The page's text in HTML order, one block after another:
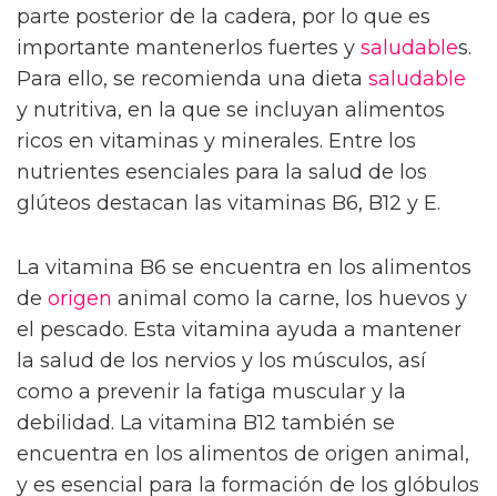
parte posterior de la cadera, por lo que es
importante mantenerlos fuertes y saludables.
Para ello, se recomienda una dieta saludable
y nutritiva, en la que se incluyan alimentos
ricos en vitaminas y minerales. Entre los
nutrientes esenciales para la salud de los
glúteos destacan las vitaminas B6, B12 y E.
La vitamina B6 se encuentra en los alimentos
de origen animal como la carne, los huevos y
el pescado. Esta vitamina ayuda a mantener
la salud de los nervios y los músculos, así
como a prevenir la fatiga muscular y la
debilidad. La vitamina B12 también se
encuentra en los alimentos de origen animal,
y es esencial para la formación de los glóbulos